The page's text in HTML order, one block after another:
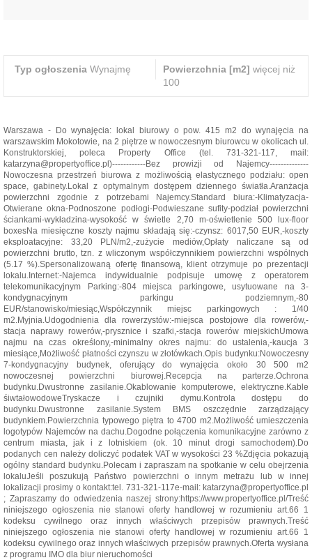
Typ ogłoszenia Wynajmę Powierzchnia [m2] więcej niż
100
Warszawa - Do wynajęcia: lokal biurowy o pow. 415 m2 do wynajęcia na
warszawskim Mokotowie, na 2 piętrze w nowoczesnym biurowcu w okolicach ul.
Konstruktorskiej, poleca Property Office (tel. 731-321-117, mail:
katarzyna@propertyoffice.pl)------------Bez prowizji od Najemcy--------------
Nowoczesna przestrzeń biurowa z możliwością elastycznego podziału: open
space, gabinety.Lokal z optymalnym dostępem dziennego światła.Aranżacja
powierzchni zgodnie z potrzebami Najemcy.Standard biura:-Klimatyzacja-
Otwierane okna-Podnoszone podłogi-Podwieszane sufity-podział powierzchni
ściankami-wykładzina-wysokość w świetle 2,70 m-oświetlenie 500 lux-floor
boxesNa miesięczne koszty najmu składają się:-czynsz: 6017,50 EUR,-koszty
eksploatacyjne: 33,20 PLN/m2,-zużycie mediów,Opłaty naliczane są od
powierzchni brutto, tzn. z wliczonym współczynnikiem powierzchni wspólnych
(5.17 %).Spersonalizowaną ofertę finansową, klient otrzymuje po prezentacji
lokalu.Internet:-Najemca indywidualnie podpisuje umowę z operatorem
telekomunikacyjnym Parking:-804 miejsca parkingowe, usytuowane na 3-
kondygnacyjnym parkingu podziemnym,-80
EUR/stanowisko/miesiąc,Współczynnik miejsc parkingowych : 1/40
m2.Myjnia.Udogodnienia dla rowerzystów:-miejsca postojowe dla rowerów,-
stacja naprawy rowerów,-prysznice i szafki,-stacja rowerów miejskichUmowa
najmu na czas określony,-minimalny okres najmu: do ustalenia,-kaucja 3
miesiące,Możliwość płatności czynszu w złotówkach.Opis budynku:Nowoczesny
7-kondygnacyjny budynek, oferujący do wynajęcia około 30 500 m2
nowoczesnej powierzchni biurowej.Recepcja na parterze.Ochrona
budynku.Dwustronne zasilanie.Okablowanie komputerowe, elektryczne.Kable
śiwtałowodoweTryskacze i czujniki dymu.Kontrola dostępu do
budynku.Dwustronne zasilanie.System BMS oszczędnie zarządzający
budynkiem.Powierzchnia typowego piętra to 4700 m2.Możliwość umieszczenia
logotypów Najemców na dachu.Dogodne połączenia komunikacyjne zarówno z
centrum miasta, jak i z lotniskiem (ok. 10 minut drogi samochodem).Do
podanych cen należy doliczyć podatek VAT w wysokości 23 %Zdjęcia pokazują
ogólny standard budynku.Polecam i zapraszam na spotkanie w celu obejrzenia
lokaluJeśli poszukują Państwo powierzchni o innym metrażu lub w innej
lokalizacji prosimy o kontakt:tel. 731-321-117e-mail: katarzyna@propertyoffice.pl
; Zapraszamy do odwiedzenia naszej strony:https://www.propertyoffice.pl/Treść
niniejszego ogłoszenia nie stanowi oferty handlowej w rozumieniu art.66 1
kodeksu cywilnego oraz innych właściwych przepisów prawnych.Treść
niniejszego ogłoszenia nie stanowi oferty handlowej w rozumieniu art.66 1
kodeksu cywilnego oraz innych właściwych przepisów prawnych.Oferta wysłana
z programu IMO dla biur nieruchomości